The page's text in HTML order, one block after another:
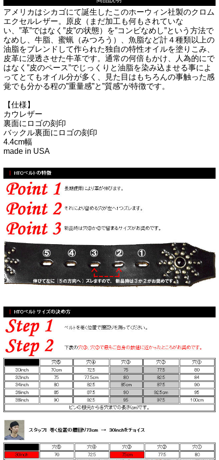
アメリカはシカゴにて誕生したこのホーウィン社製のクロム
エクセルレザー。原皮（まだ加工も何もされていな
い、”革”ではなく”皮”の状態）を”コンビなめし”という方法で
なめし、牛脂、蜜蝋（みつろう）、魚脂など計４種類以上の
油脂をブレンドして作られた独自の特性オイルを塗りこみ、
皮革に浸透させた牛革です。通常の何倍もかけ、人為的にで
はなく”皮のペース”でじっくりと油脂を染み込ませる事によ
ってとてもオイル分が多く、見た目はもちろんの事触った感
覚でも分かる程の”重量感”と”質感”が特徴です。
【仕様】
カウレザー
裏面にロゴの刻印
バックル裏面にロゴの刻印
4.4cm幅
made in USA